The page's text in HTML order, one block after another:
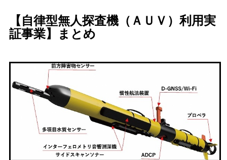
【自律型無人探査機（ＡＵＶ）利用実
証事業】まとめ